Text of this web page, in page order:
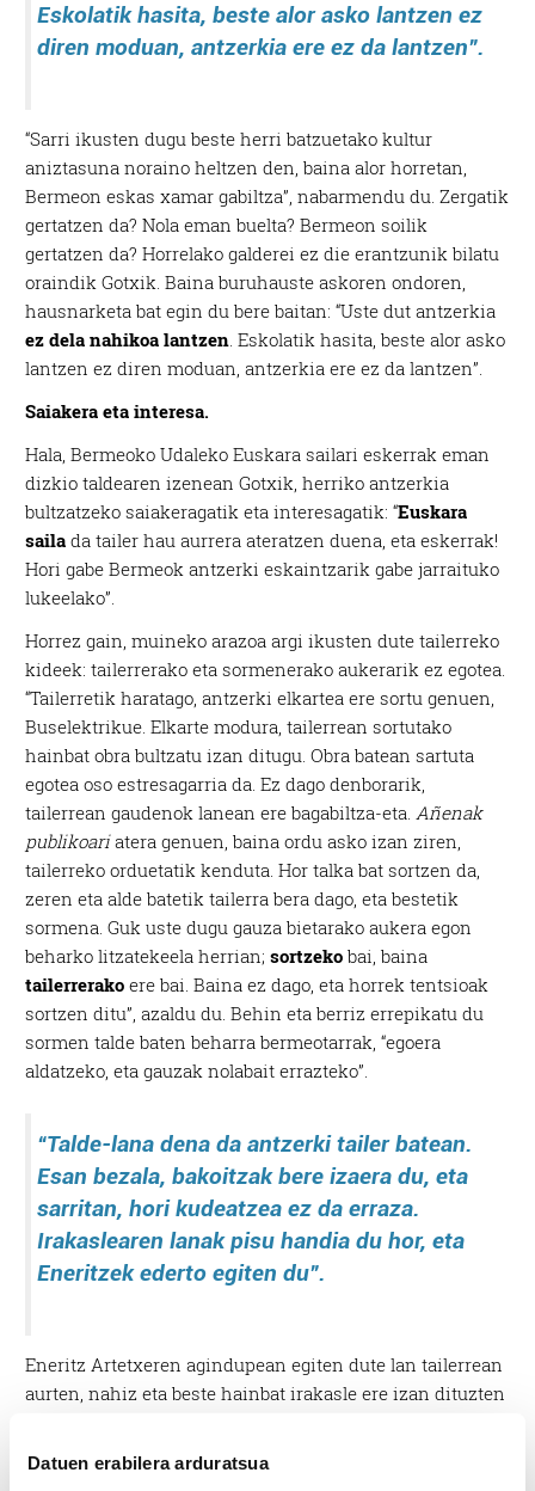
Datuen erabilera arduratsua
Eskolatik hasita, beste alor asko lantzen ez
diren moduan, antzerkia ere ez da lantzen”.
“Sarri ikusten dugu beste herri batzuetako kultur
aniztasuna noraino heltzen den, baina alor horretan,
Bermeon eskas xamar gabiltza”, nabarmendu du. Zergatik
gertatzen da? Nola eman buelta? Bermeon soilik
gertatzen da? Horrelako galderei ez die erantzunik bilatu
oraindik Gotxik. Baina buruhauste askoren ondoren,
hausnarketa bat egin du bere baitan: “Uste dut antzerkia
ez dela nahikoa lantzen. Eskolatik hasita, beste alor asko
lantzen ez diren moduan, antzerkia ere ez da lantzen”.
Saiakera eta interesa.
Hala, Bermeoko Udaleko Euskara sailari eskerrak eman
dizkio taldearen izenean Gotxik, herriko antzerkia
bultzatzeko saiakeragatik eta interesagatik: “Euskara
saila da tailer hau aurrera ateratzen duena, eta eskerrak!
Hori gabe Bermeok antzerki eskaintzarik gabe jarraituko
lukeelako”.
Horrez gain, muineko arazoa argi ikusten dute tailerreko
kideek: tailerrerako eta sormenerako aukerarik ez egotea.
“Tailerretik haratago, antzerki elkartea ere sortu genuen,
Buselektrikue. Elkarte modura, tailerrean sortutako
hainbat obra bultzatu izan ditugu. Obra batean sartuta
egotea oso estresagarria da. Ez dago denborarik,
tailerrean gaudenok lanean ere bagabiltza-eta.Añenak
publikoariatera genuen, baina ordu asko izan ziren,
tailerreko orduetatik kenduta. Hor talka bat sortzen da,
zeren eta alde batetik tailerra bera dago, eta bestetik
sormena. Guk uste dugu gauza bietarako aukera egon
beharko litzatekeela herrian;sortzeko bai, baina
tailerrerako ere bai. Baina ez dago, eta horrek tentsioak
sortzen ditu”, azaldu du. Behin eta berriz errepikatu du
sormen talde baten beharra bermeotarrak, “egoera
aldatzeko, eta gauzak nolabait errazteko”.
“Talde-lana dena da antzerki tailer batean.
Esan bezala, bakoitzak bere izaera du, eta
sarritan, hori kudeatzea ez da erraza.
Irakaslearen lanak pisu handia du hor, eta
Eneritzek ederto egiten du”.
Eneritz Artetxeren agindupean egiten dute lan tailerrean
aurten, nahiz eta beste hainbat irakasle ere izan dituzten
kentzea, eta beste hainbat dira horretan ikasten